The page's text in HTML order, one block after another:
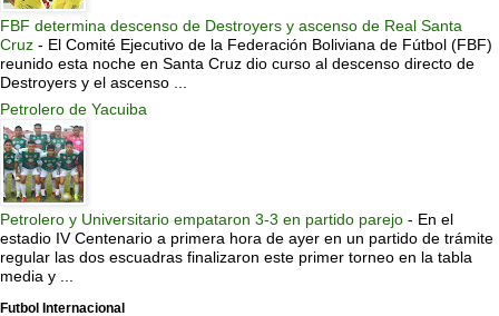
FBF determina descenso de Destroyers y ascenso de Real Santa
Cruz - El Comité Ejecutivo de la Federación Boliviana de Fútbol (FBF)
reunido esta noche en Santa Cruz dio curso al descenso directo de
Destroyers y el ascenso ...
Petrolero de Yacuiba
Petrolero y Universitario empataron 3-3 en partido parejo - En el
estadio IV Centenario a primera hora de ayer en un partido de trámite
regular las dos escuadras finalizaron este primer torneo en la tabla
media y ...
Futbol Internacional